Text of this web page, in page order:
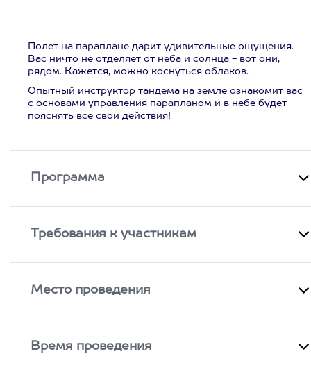
Полет на параплане дарит удивительные ощущения.
Вас ничто не отделяет от неба и солнца - вот они,
рядом. Кажется, можно коснуться облаков.
Опытный инструктор тандема на земле ознакомит вас
с основами управления парапланом и в небе будет
пояснять все свои действия!
Программа
Требования к участникам
Место проведения
Время проведения